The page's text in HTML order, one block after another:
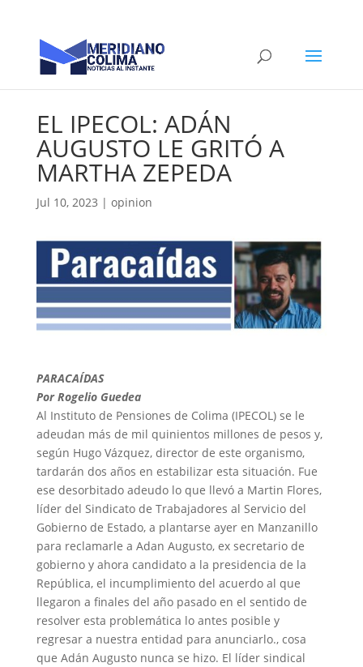
EL IPECOL: ADÁN
AUGUSTO LE GRITÓ A
MARTHA ZEPEDA
Jul 10, 2023 | opinion
PARACAÍDAS
Por Rogelio Guedea
Al Instituto de Pensiones de Colima (IPECOL) se le
adeudan más de mil quinientos millones de pesos y,
según Hugo Vázquez, director de este organismo,
tardarán dos años en estabilizar esta situación. Fue
ese desorbitado adeudo lo que llevó a Martin Flores,
líder del Sindicato de Trabajadores al Servicio del
Gobierno de Estado, a plantarse ayer en Manzanillo
para reclamarle a Adan Augusto, ex secretario de
gobierno y ahora candidato a la presidencia de la
República, el incumplimiento del acuerdo al que
llegaron a finales del año pasado en el sentido de
resolver esta problemática lo antes posible y
regresar a nuestra entidad para anunciarlo., cosa
que Adán Augusto nunca se hizo. El líder sindical